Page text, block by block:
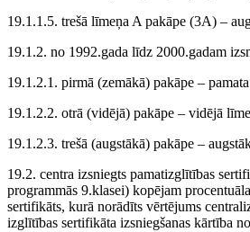
19.1.1.5. trešā līmeņa A pakāpe (3A) –
19.1.2. no 1992.gada līdz 2000.gadam
19.1.2.1. pirmā (zemākā) pakāpe –
19.1.2.2. otrā (vidējā) pakāpe – vidējā
19.1.2.3. trešā (augstākā) pakāpe –
19.2. centra izsniegts pamatizglītības
programmās 9.klasei) kopējam
sertifikāts, kurā norādīts vērtējums
izglītības sertifikāta izsniegšanas kārtība